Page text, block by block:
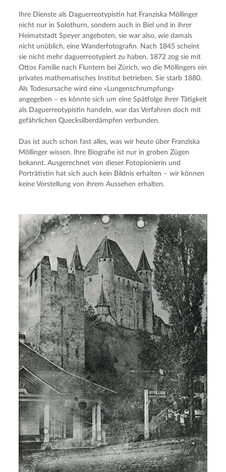
Ihre Dienste als Daguerreotypistin hat Franziska Möllinger
nicht nur in Solothurn, sondern auch in Biel und in ihrer
Heimatstadt Speyer angeboten, sie war also, wie damals
nicht unüblich, eine Wanderfotografin. Nach 1845 scheint
sie nicht mehr daguerreotypiert zu haben. 1872 zog sie mit
Ottos Familie nach Fluntern bei Zürich, wo die Möllingers ein
privates mathematisches Institut betrieben. Sie starb 1880.
Als Todesursache wird eine «Lungenschrumpfung»
angegeben – es könnte sich um eine Spätfolge ihrer Tätigkeit
als Daguerreotypistin handeln, war das Verfahren doch mit
gefährlichen Quecksilberdämpfen verbunden.
Das ist auch schon fast alles, was wir heute über Franziska
Möllinger wissen. Ihre Biografie ist nur in groben Zügen
bekannt. Ausgerechnet von dieser Fotopionierin und
Porträtistin hat sich auch kein Bildnis erhalten – wir können
keine Vorstellung von ihrem Aussehen erhalten.